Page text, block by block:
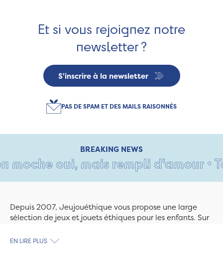
Et si vous rejoignez notre
newsletter ?
S'inscrire à la newsletter
PAS DE SPAM ET DES MAILS RAISONNÉS
BREAKING NEWS
oui, mais rempli d'amour •
Depuis 2007, Jeujouéthique vous propose une large
sélection de jeux et jouets éthiques pour les enfants. Sur
découvrez le plus grand choix de jouets en bois
EN LIRE PLUS